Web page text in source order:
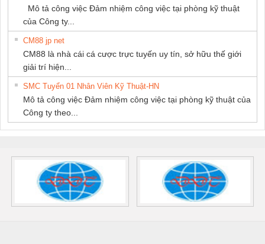
Mô tả công việc Đảm nhiệm công việc tại phòng kỹ thuật
của Công ty...
CM88 jp net
CM88 là nhà cái cá cược trực tuyến uy tín, sở hữu thế giới
giải trí hiện...
SMC Tuyển 01 Nhân Viên Kỹ Thuật-HN
Mô tả công việc Đảm nhiệm công việc tại phòng kỹ thuật của
Công ty theo...